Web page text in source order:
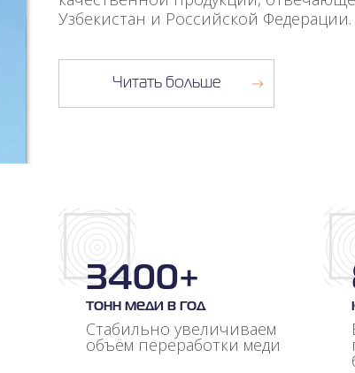
Узбекистан и Российской Федерации.
Читать больше
3400+
тонн меди в год
Стабильно увеличиваем
объём переработки меди